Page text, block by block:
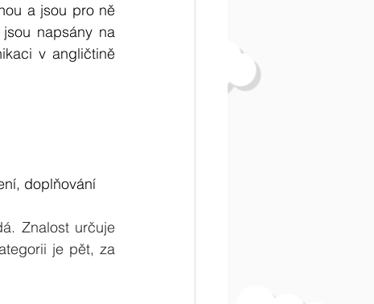
a jsou pro ně
napsány na
v angličtině
doplňování
Znalost určuje
je pět, za